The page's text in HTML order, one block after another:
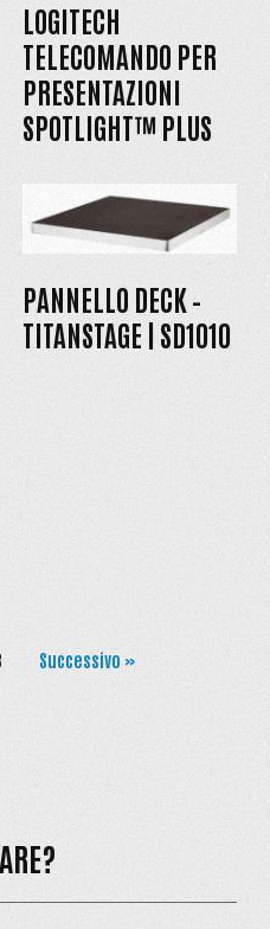
LOGITECH
TELECOMANDO PER
PRESENTAZIONI
SPOTLIGHT™ PLUS
PANNELLO DECK –
TITANSTAGE | SD1010
Successivo »